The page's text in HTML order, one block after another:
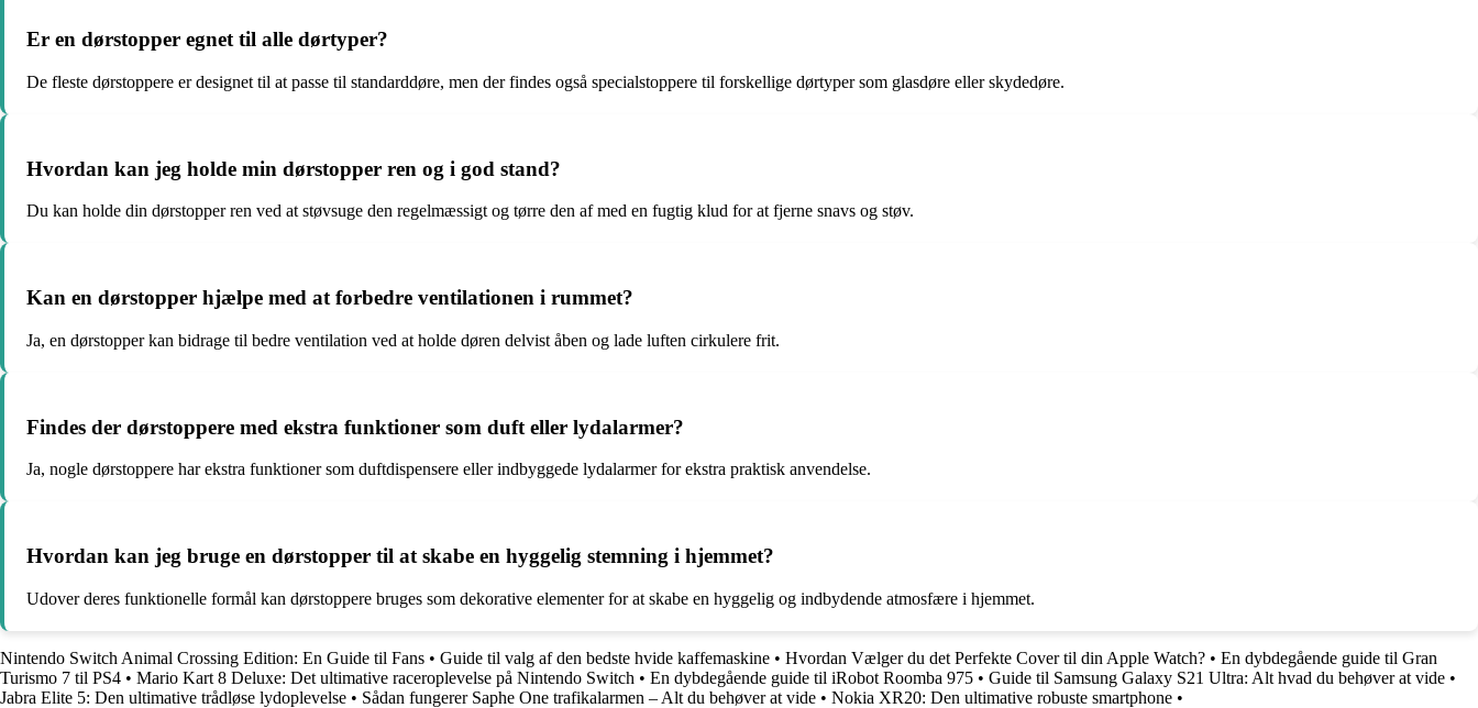
Er en dørstopper egnet til alle dørtyper?
De fleste dørstoppere er designet til at passe til standarddøre, men der findes også specialstoppere til forskellige dørtyper som glasdøre eller skydedøre.
Hvordan kan jeg holde min dørstopper ren og i god stand?
Du kan holde din dørstopper ren ved at støvsuge den regelmæssigt og tørre den af med en fugtig klud for at fjerne snavs og støv.
Kan en dørstopper hjælpe med at forbedre ventilationen i rummet?
Ja, en dørstopper kan bidrage til bedre ventilation ved at holde døren delvist åben og lade luften cirkulere frit.
Findes der dørstoppere med ekstra funktioner som duft eller lydalarmer?
Ja, nogle dørstoppere har ekstra funktioner som duftdispensere eller indbyggede lydalarmer for ekstra praktisk anvendelse.
Hvordan kan jeg bruge en dørstopper til at skabe en hyggelig stemning i hjemmet?
Udover deres funktionelle formål kan dørstoppere bruges som dekorative elementer for at skabe en hyggelig og indbydende atmosfære i hjemmet.
Nintendo Switch Animal Crossing Edition: En Guide til Fans • Guide til valg af den bedste hvide kaffemaskine • Hvordan Vælger du det Perfekte Cover til din Apple Watch? • En dybdegående guide til Gran
Turismo 7 til PS4 • Mario Kart 8 Deluxe: Det ultimative raceroplevelse på Nintendo Switch • En dybdegående guide til iRobot Roomba 975 • Guide til Samsung Galaxy S21 Ultra: Alt hvad du behøver at vide •
Jabra Elite 5: Den ultimative trådløse lydoplevelse • Sådan fungerer Saphe One trafikalarmen – Alt du behøver at vide • Nokia XR20: Den ultimative robuste smartphone •